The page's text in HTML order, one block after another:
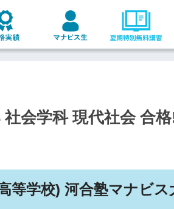
社会学科 現代社会 合
等学校) 河合塾マナビス